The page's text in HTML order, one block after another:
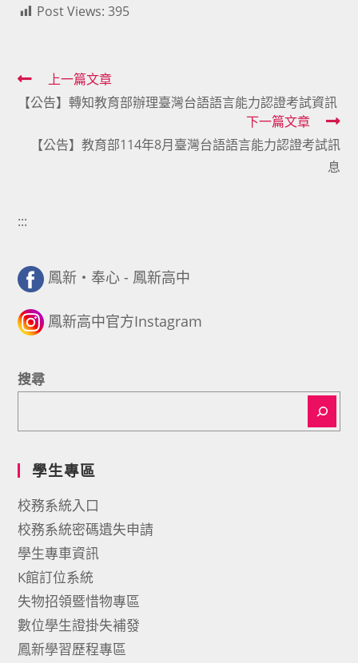
Post Views: 395
Read
more
articles
上一篇文章
【公告】轉知教育部辦理臺灣台語語言能力認證考試資訊
下一篇文章
【公告】教育部114年8月臺灣台語語言能力認證考試訊
息
:::
鳳新・奉心 - 鳳新高中
鳳新高中官方Instagram
搜尋
學生專區
校務系統入口
校務系統密碼遺失申請
學生專車資訊
K館訂位系統
失物招領暨惜物專區
數位學生證掛失補發
鳳新學習歷程專區